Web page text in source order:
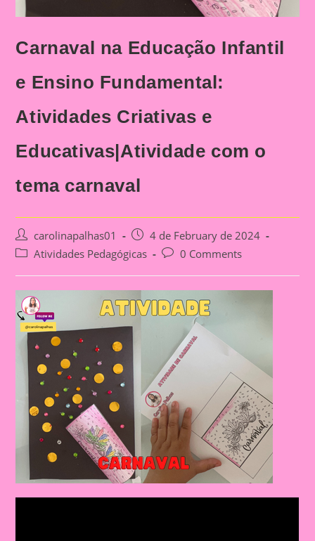
Carnaval na Educação Infantil
e Ensino Fundamental:
Atividades Criativas e
Educativas|Atividade com o
tema carnaval
Post
author:
carolinapalhas01
Post
published:
4 de February de 2024
PostAtividades Pedagógicas
Post0 Comments